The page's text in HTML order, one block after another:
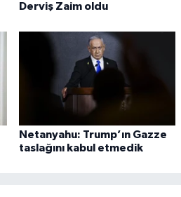
Derviş Zaim oldu
Netanyahu: Trump’ın Gazze
taslağını kabul etmedik